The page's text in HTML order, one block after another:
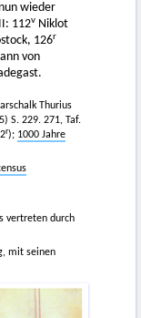
wieder
112v Niklot
126r
von
Thurius
S. 229. 271, Taf.
r); 1000 Jahre
vertreten durch
mit seinen